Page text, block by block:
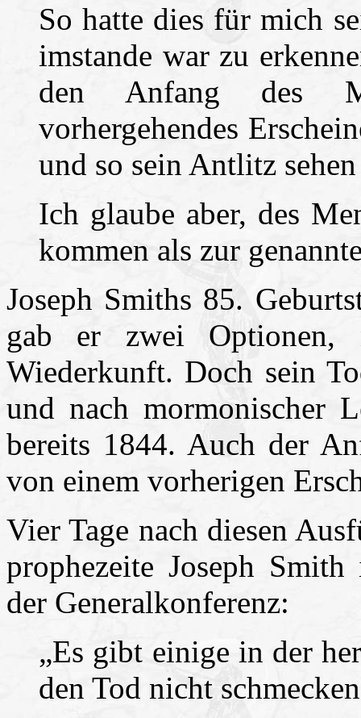
So hatte dies für mich
imstande war zu
den Anfang des
vorhergehendes
und so sein Antlitz
Ich glaube aber, des
kommen als zur
Joseph Smiths 85.
gab er zwei Optionen,
Wiederkunft. Doch sein
und nach mormonischer
bereits 1844. Auch der
von einem vorherigen
Vier Tage nach diesen
prophezeite Joseph
der Generalkonferenz:
„Es gibt einige in der
den Tod nicht